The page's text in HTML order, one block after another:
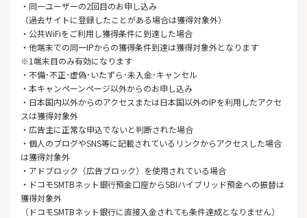
・同一ユーザーの2回目のお申し込み
（過去サイトに登録したことがある場合は獲得対象外）
・公共WiFiをご利用し獲得条件に到達した場合
・他端末での同一IPからの獲得条件到達は獲得対象外となります
※1端末目のみ有効になります
・不備･不正･虚偽･いたずら･未入金･キャンセル
・本キャンペーンページ以外からのお申し込み
・日本国内以外からのアクセスまたは日本国以外のIPを利用したアクセ
スは獲得対象外
・広告主に正常な申込でないと判断された場合
・個人のブログやSNS等に記載されているリンクからアクセスした場合
は獲得対象外
・アドブロック（広告ブロック）を使用されている場合
・ドコモSMTBネット銀行預金口座からSBIハイブリッド預金への振替は
獲得対象外
（ドコモSMTBネット銀行に直接入金されても条件達成となりません）